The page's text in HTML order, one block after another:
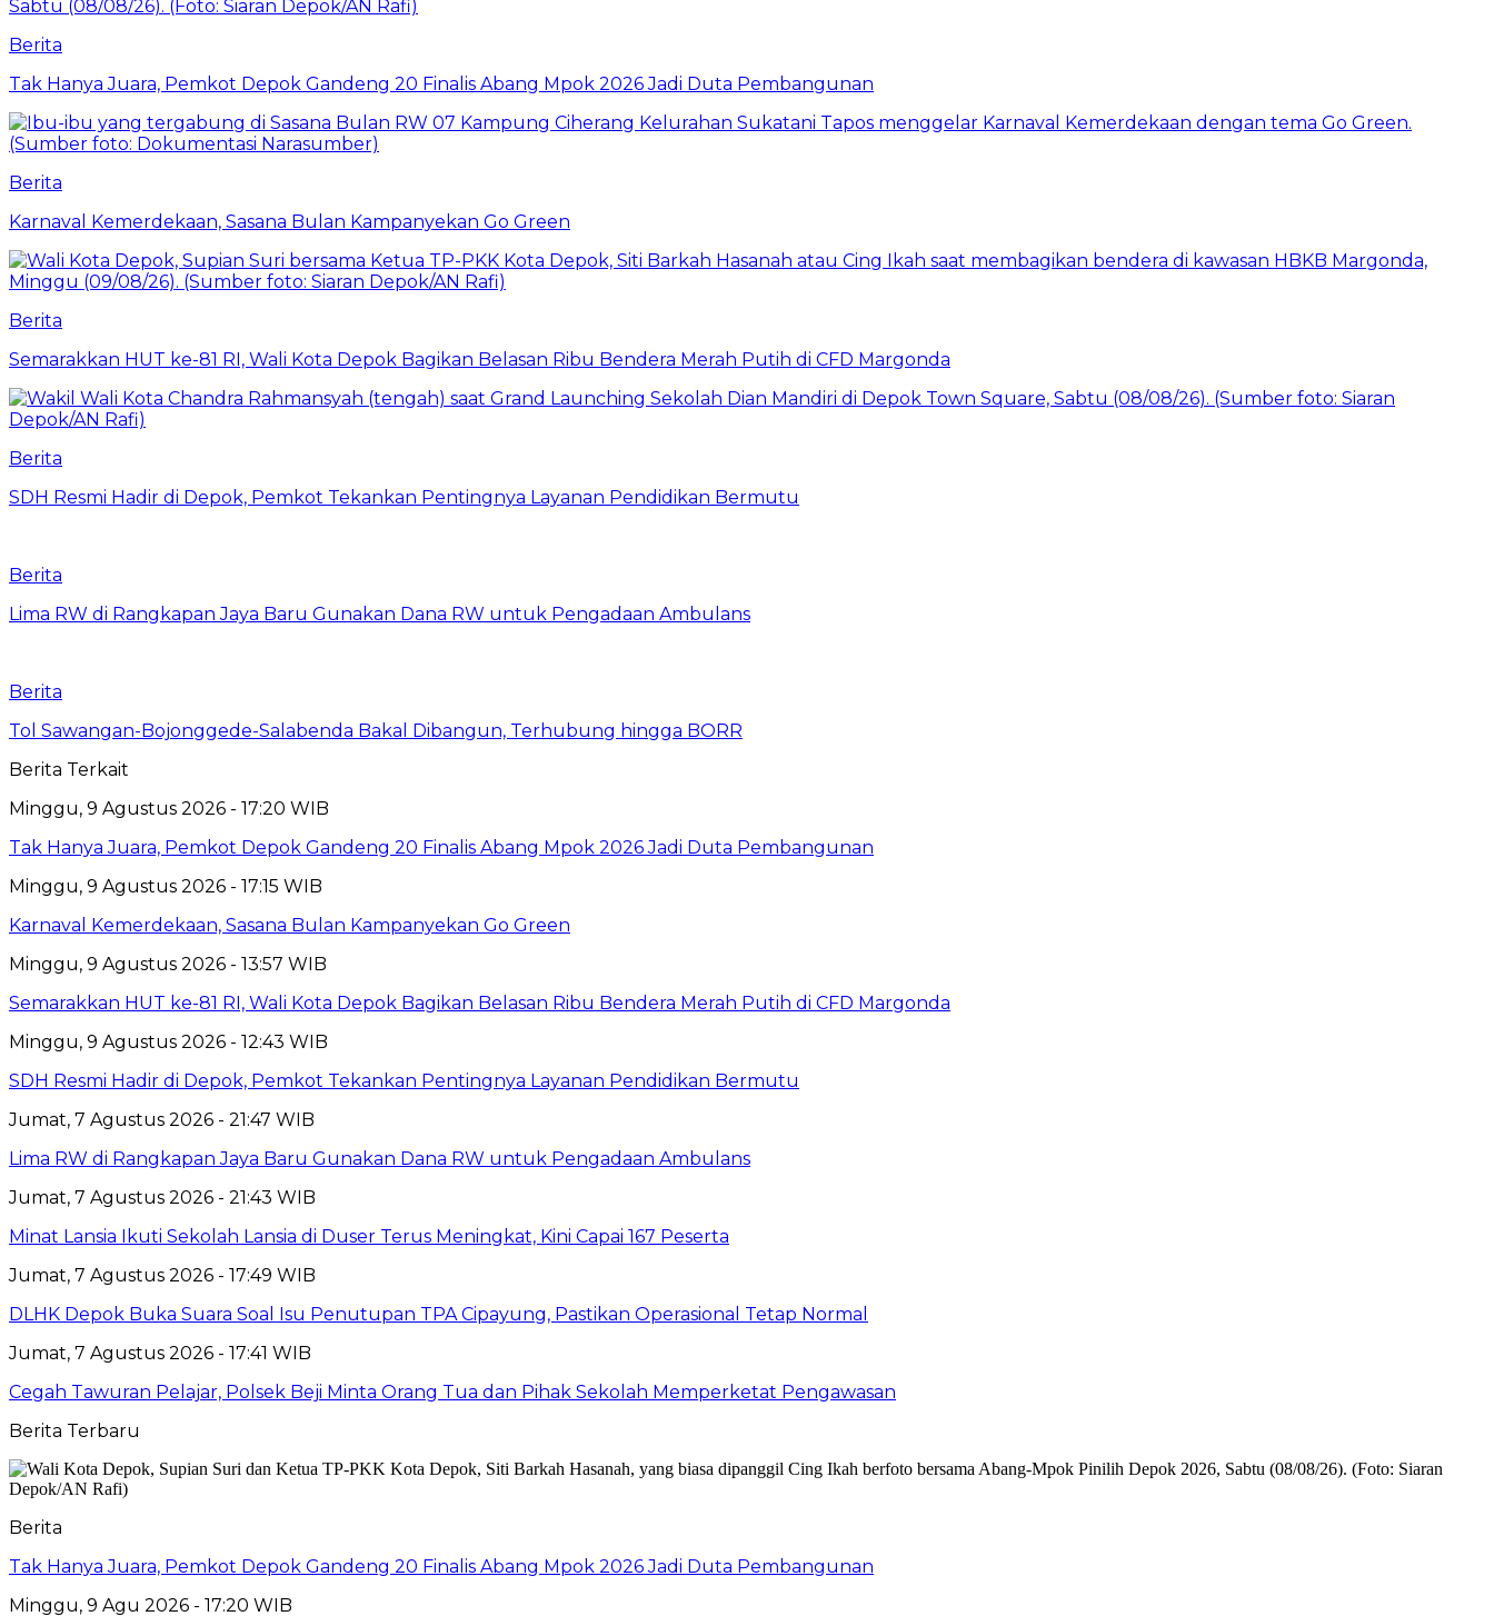
Berita
Tak Hanya Juara, Pemkot Depok Gandeng 20 Finalis Abang Mpok 2026 Jadi Duta Pembangunan
Berita
Karnaval Kemerdekaan, Sasana Bulan Kampanyekan Go Green
Berita
Semarakkan HUT ke-81 RI, Wali Kota Depok Bagikan Belasan Ribu Bendera Merah Putih di CFD Margonda
Berita
SDH Resmi Hadir di Depok, Pemkot Tekankan Pentingnya Layanan Pendidikan Bermutu
Berita
Lima RW di Rangkapan Jaya Baru Gunakan Dana RW untuk Pengadaan Ambulans
Berita
Tol Sawangan-Bojonggede-Salabenda Bakal Dibangun, Terhubung hingga BORR
Berita Terkait
Minggu, 9 Agustus 2026 - 17:20 WIB
Tak Hanya Juara, Pemkot Depok Gandeng 20 Finalis Abang Mpok 2026 Jadi Duta Pembangunan
Minggu, 9 Agustus 2026 - 17:15 WIB
Karnaval Kemerdekaan, Sasana Bulan Kampanyekan Go Green
Minggu, 9 Agustus 2026 - 13:57 WIB
Semarakkan HUT ke-81 RI, Wali Kota Depok Bagikan Belasan Ribu Bendera Merah Putih di CFD Margonda
Minggu, 9 Agustus 2026 - 12:43 WIB
SDH Resmi Hadir di Depok, Pemkot Tekankan Pentingnya Layanan Pendidikan Bermutu
Jumat, 7 Agustus 2026 - 21:47 WIB
Lima RW di Rangkapan Jaya Baru Gunakan Dana RW untuk Pengadaan Ambulans
Jumat, 7 Agustus 2026 - 21:43 WIB
Minat Lansia Ikuti Sekolah Lansia di Duser Terus Meningkat, Kini Capai 167 Peserta
Jumat, 7 Agustus 2026 - 17:49 WIB
DLHK Depok Buka Suara Soal Isu Penutupan TPA Cipayung, Pastikan Operasional Tetap Normal
Jumat, 7 Agustus 2026 - 17:41 WIB
Cegah Tawuran Pelajar, Polsek Beji Minta Orang Tua dan Pihak Sekolah Memperketat Pengawasan
Berita Terbaru
Berita
Tak Hanya Juara, Pemkot Depok Gandeng 20 Finalis Abang Mpok 2026 Jadi Duta Pembangunan
Minggu, 9 Agu 2026 - 17:20 WIB